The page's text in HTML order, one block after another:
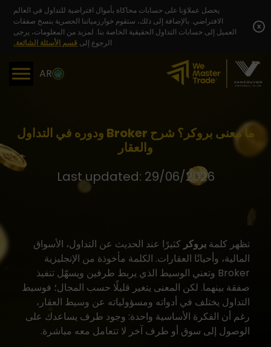
content
يحصل عملاؤنا على حسابات محاكاة بأموال افتراضية للتداول في العالم
الافتراضي. بالإضافة إلى ذلك، ستقوم خوارزمياتنا الحصرية بنسخ صفقات
العميل إلى حسابات التداول الحقيقية الخاصة بنا. لمزيد من المعلومات، يرجى
الرجوع إلى قسم الأسئلة الشائعة.
x
AR
ما معنى بروكر؟ شرح Broker ودوره في التداول
والعقار
Last updated: 29/06/2026
تظهر كلمة بروكر كثيرًا عند الحديث عن التداول، الأسواق
المالية، وأحيانًا العقارات. الكلمة مأخوذة من الإنجليزية
Broker وتعني الوسيط الذي يربط طرفين ويسهّل تنفيذ
صفقة بينهما. لكن المعنى يتغير قليلًا حسب المجال؛ فوسيط
التداول يختلف في أدواته ومسؤولياته عن وسيط العقار،
رغم أن الفكرة الأساسية واحدة: وجود طرف يساعدك على
الوصول إلى سوق أو طرف آخر لا تتعامل معه مباشرة.